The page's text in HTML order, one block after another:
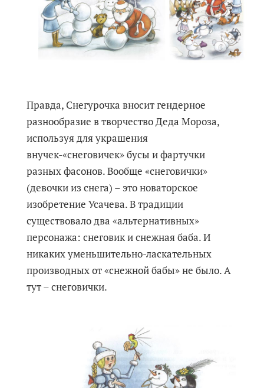
Правда, Снегурочка вносит гендерное
разнообразие в творчество Деда Мороза,
используя для украшения
внучек-«снеговичек» бусы и фартучки
разных фасонов. Вообще «снеговички»
(девочки из снега) – это новаторское
изобретение Усачева. В традиции
существовало два «альтернативных»
персонажа: снеговик и снежная баба. И
никаких уменьшительно-ласкательных
производных от «снежной бабы» не было. А
тут – снеговички.